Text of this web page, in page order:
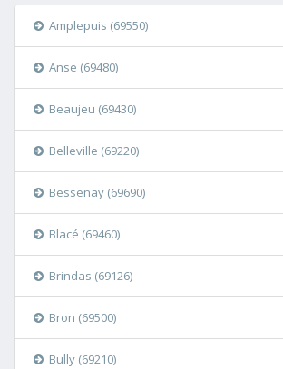
Amplepuis (69550)
Anse (69480)
Beaujeu (69430)
Belleville (69220)
Bessenay (69690)
Blacé (69460)
Brindas (69126)
Bron (69500)
Bully (69210)